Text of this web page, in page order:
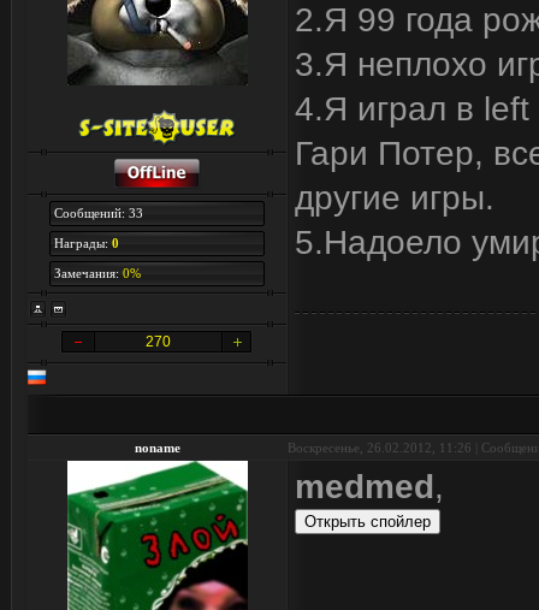
Сообщений: 33
Награды: 0
Замечания: 0%
270
2.Я 99 года
3.Я неплохо
4.Я играл в
Гари Потер,
другие игры.
5.Надоело
noname Воскресенье, 26.02.2012, 11:26 |
medmed,